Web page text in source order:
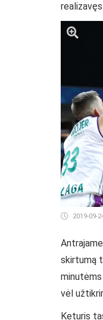
2019-09-
skirtumą
vėl
Keturis